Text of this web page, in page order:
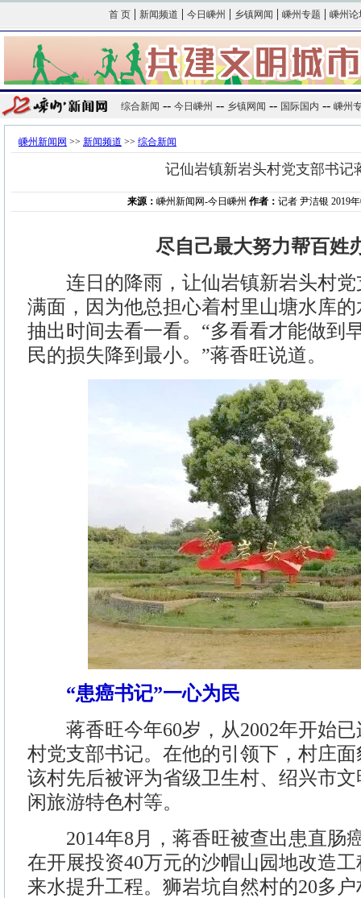
首 页 | 新闻频道 | 今日嵊州 | 乡镇网闻 | 嵊州专题 | 嵊州论
综合新闻 -- 今日嵊州 -- 乡镇网闻 -- 国际国内 -- 嵊州
嵊州新闻网 >> 新闻频道 >> 综合新闻
记仙岩镇新岩头村党支部书记
来源： 嵊州新闻网-今日嵊州 作者： 记者 尹洁银 2019
尽自己最大努力帮百姓
连日的降雨，让仙岩镇新岩头村党
满面，因为他总担心着村里山塘水库
抽出时间去看一看。“多看看才能做到
民的损失降到最小。”蒋香旺说道。
“患癌书记”一心为民
蒋香旺今年60岁，从2002年开始已
村党支部书记。在他的引领下，村庄
该村先后被评为省级卫生村、绍兴市
闲旅游特色村等。
2014年8月，蒋香旺被查出患直肠
在开展投资40万元的沙帽山园地改造
来水提升工程。狮岩坑自然村的20多